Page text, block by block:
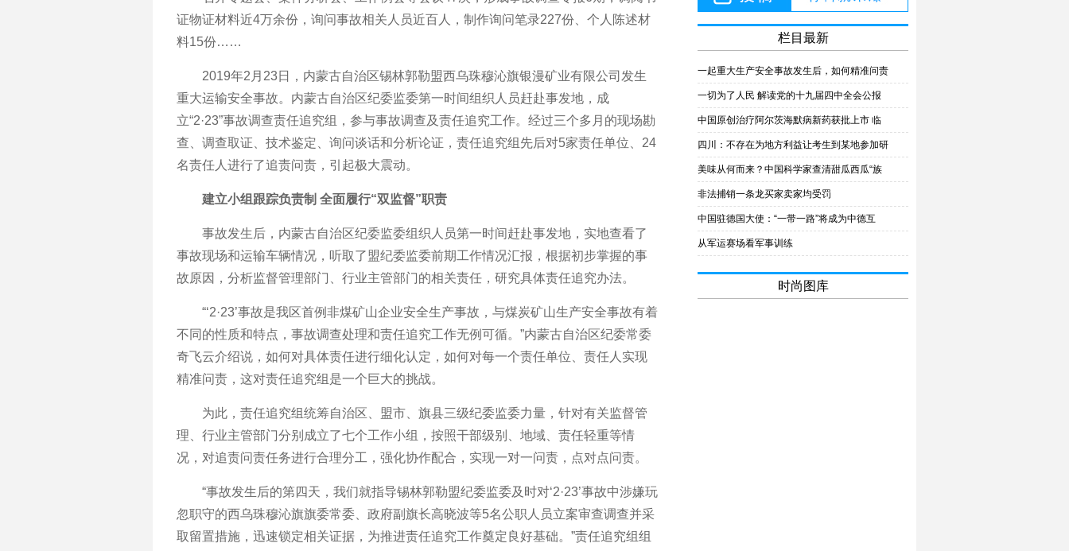
证物证材料近4万余份，询问事故相关人员近百人，制作询问笔录227份、个人陈述材
料15份……
2019年2月23日，内蒙古自治区锡林郭勒盟西乌珠穆沁旗银漫矿业有限公司发生
重大运输安全事故。内蒙古自治区纪委监委第一时间组织人员赶赴事发地，成
立“2·23”事故调查责任追究组，参与事故调查及责任追究工作。经过三个多月的现场勘
查、调查取证、技术鉴定、询问谈话和分析论证，责任追究组先后对5家责任单位、24
名责任人进行了追责问责，引起极大震动。
建立小组跟踪负责制 全面履行“双监督”职责
事故发生后，内蒙古自治区纪委监委组织人员第一时间赶赴事发地，实地查看了
事故现场和运输车辆情况，听取了盟纪委监委前期工作情况汇报，根据初步掌握的事
故原因，分析监督管理部门、行业主管部门的相关责任，研究具体责任追究办法。
“‘2·23’事故是我区首例非煤矿山企业安全生产事故，与煤炭矿山生产安全事故有着
不同的性质和特点，事故调查处理和责任追究工作无例可循。”内蒙古自治区纪委常委
奇飞云介绍说，如何对具体责任进行细化认定，如何对每一个责任单位、责任人实现
精准问责，这对责任追究组是一个巨大的挑战。
为此，责任追究组统筹自治区、盟市、旗县三级纪委监委力量，针对有关监督管
理、行业主管部门分别成立了七个工作小组，按照干部级别、地域、责任轻重等情
况，对追责问责任务进行合理分工，强化协作配合，实现一对一问责，点对点问责。
“事故发生后的第四天，我们就指导锡林郭勒盟纪委监委及时对‘2·23’事故中涉嫌玩
忽职守的西乌珠穆沁旗旗委常委、政府副旗长高晓波等5名公职人员立案审查调查并采
取留置措施，迅速锁定相关证据，为推进责任追究工作奠定良好基础。”责任追究组组
栏目最新
一起重大生产安全事故发生后，如何精准问责
一切为了人民 解读党的十九届四中全会公报
中国原创治疗阿尔茨海默病新药获批上市 临
四川：不存在为地方利益让考生到某地参加研
美味从何而来？中国科学家查清甜瓜西瓜“族
非法捕销一条龙买家卖家均受罚
中国驻德国大使：“一带一路”将成为中德互
从军运赛场看军事训练
时尚图库